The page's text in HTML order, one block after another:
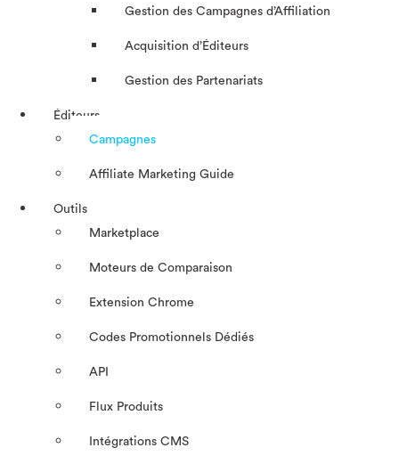
Gestion des Campagnes d’Affiliation​
Acquisition d’Éditeurs
Gestion des Partenariats
Éditeurs
Campagnes
Affiliate Marketing Guide
Outils
Marketplace
Moteurs de Comparaison
Extension Chrome
Codes Promotionnels Dédiés
API
Flux Produits
Intégrations CMS